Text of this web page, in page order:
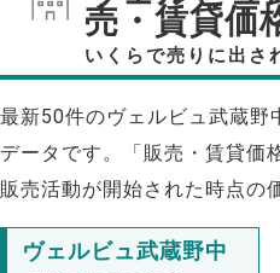
売・賃貸価
いくらで売りに出さ
最新50件のヴェルビュ武蔵野
データです。「販売・賃貸価
販売活動が開始された時点の
ヴェルビュ武蔵野中